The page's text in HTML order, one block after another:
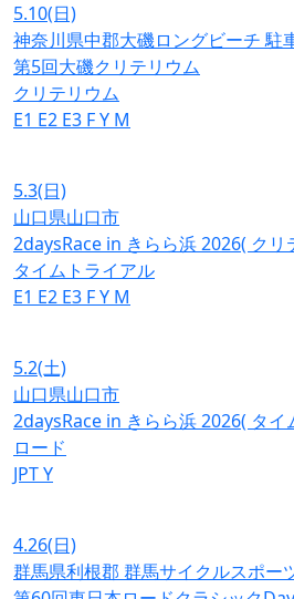
5.10(日)
神奈川県中郡大磯ロングビーチ 駐
第5回大磯クリテリウム
クリテリウム
E1 E2 E3 FY M
5.3(日)
山口県山口市
2daysRace in きらら浜 2026( クリ
タイムトライアル
E1 E2 E3 FY M
5.2(土)
山口県山口市
2daysRace in きらら浜 2026( タイ
ロード
JPTY
4.26(日)
群馬県利根郡 群馬サイクルスポー